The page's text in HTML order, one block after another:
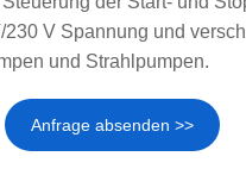
V Spannung und
und Strahlpumpen.
Anfrage absenden >>